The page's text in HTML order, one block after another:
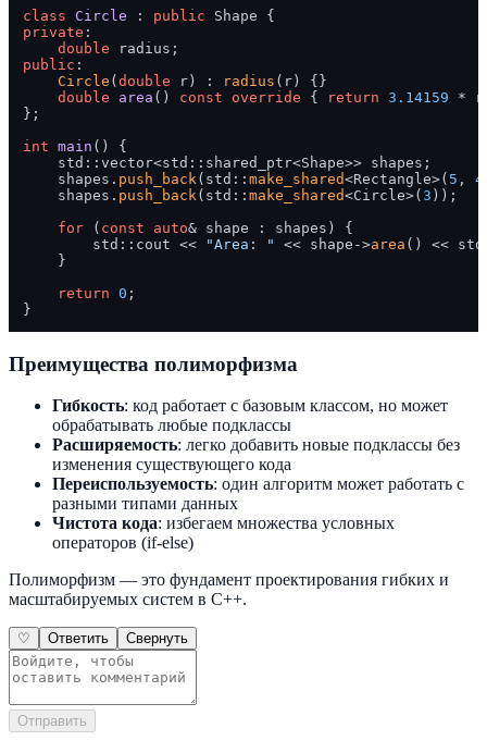
class
Circle : public
private :
double
public :
Circle ( double r) : radius (r) {}
double
area () const override { return 3.14159 *
};
int main ()
{
    std::vector<std::shared_ptr<Shape>> shapes;
    shapes.
push_back (std:: make_shared<Rectangle>( 5 , 4
    shapes.
push_back (std:: make_shared<Circle>( 3 ));
for ( const auto& shape : shapes) {
        std::cout <<
"Area: " << shape->area () <<
    }
return 0 ;
Преимущества полиморфизма
Гибкость: код работает с базовым классом, но может
обрабатывать любые подклассы
Расширяемость: легко добавить новые подклассы без
изменения существующего кода
Переиспользуемость: один алгоритм может работать с
разными типами данных
Чистота кода: избегаем множества условных
операторов (if-else)
Полиморфизм — это фундамент проектирования гибких и
масштабируемых систем в C++.
♡ Ответить Свернуть
Отправить